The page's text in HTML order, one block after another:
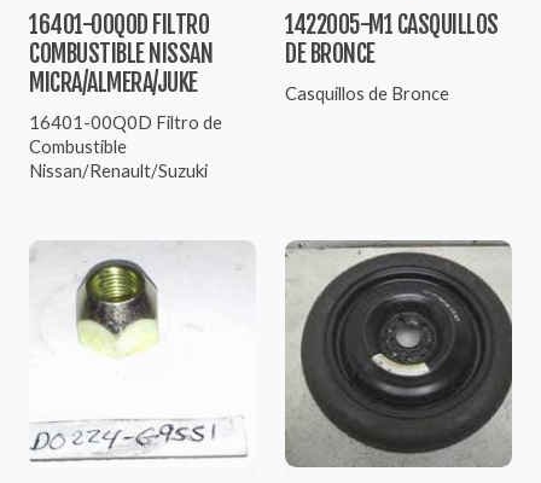
16401-00Q0D FILTRO
COMBUSTIBLE NISSAN
MICRA/ALMERA/JUKE
16401-00Q0D Filtro de
Combustible
Nissan/Renault/Suzuki
1422005-M1 CASQUILLOS
DE BRONCE
Casquillos de Bronce